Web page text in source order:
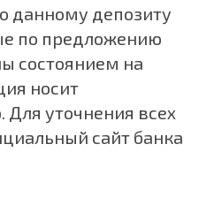
данному депозиту
по предложению
состоянием на
носит
Для уточнения всех
сайт банка